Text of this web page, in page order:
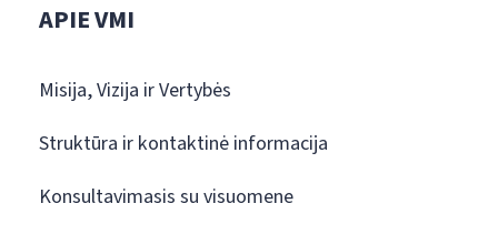
APIE VMI
Misija, Vizija ir Vertybės
Struktūra ir kontaktinė informacija
Konsultavimasis su visuomene